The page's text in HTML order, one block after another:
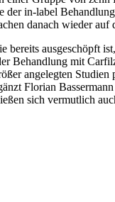
der in-label
danach wieder auf
ausgeschöpft
Behandlung mit
angelegten Studien
Florian
sich vermutlich